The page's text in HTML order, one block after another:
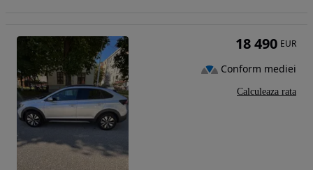
18 490 EUR
Conform mediei
Calculeaza rata